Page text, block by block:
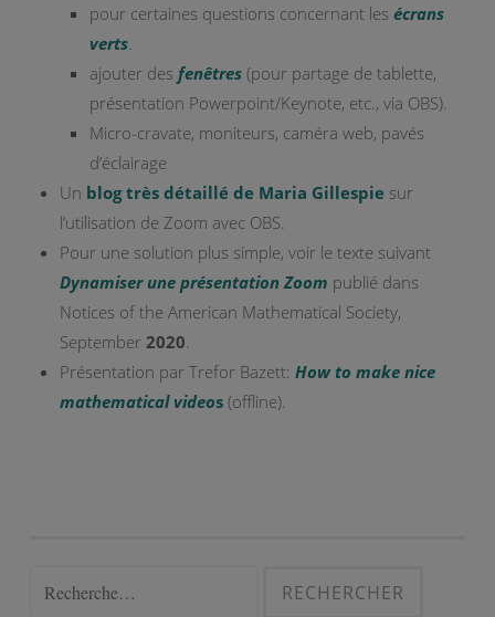
pour certaines questions concernant les écrans
verts
ajouter des fenêtres (pour partage de tablette,
présentation Powerpoint/Keynote, etc., via OBS).
Micro-cravate, moniteurs, caméra web, pavés
d’éclairage
Un blog très détaillé de Maria Gillespie sur
l’utilisation de Zoom avec OBS.
Pour une solution plus simple, voir le texte suivant
Dynamiser une présentation Zoom publié dans
Notices of the American Mathematical Society,
September 2020
Présentation par Trefor Bazett: How to make nice
mathematical videos (offline).
Rechercher :